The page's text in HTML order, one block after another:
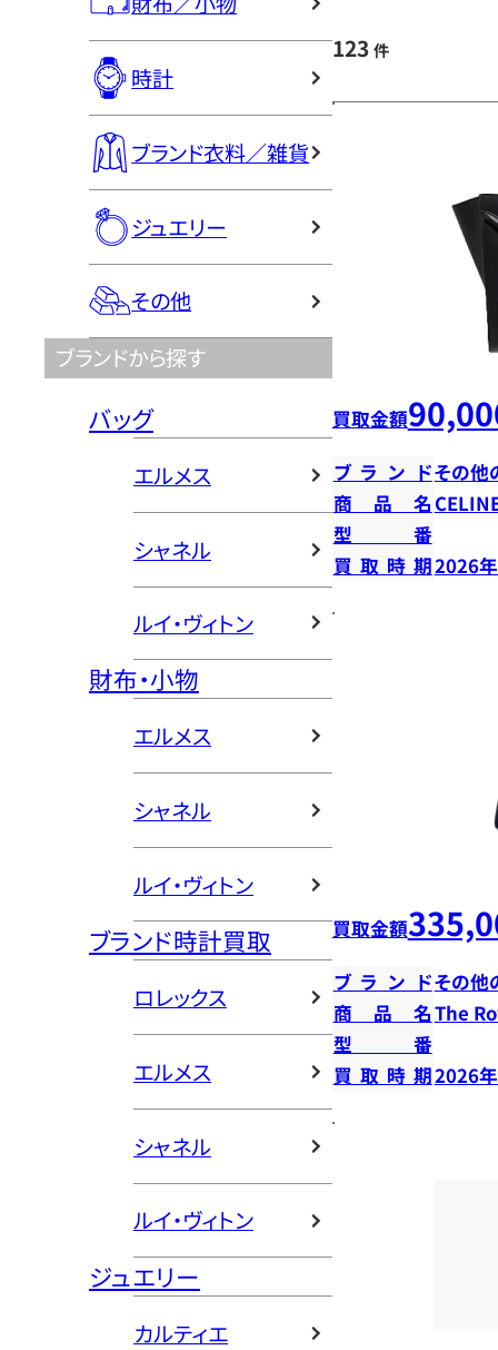
時計
ブランド衣料／雑貨
ジュエリー
その他
ブランドから探す
バッグ
エルメス
シャネル
ルイ・ヴィトン
財布・小物
エルメス
シャネル
ルイ・ヴィトン
ブランド時計買取
ロレックス
エルメス
シャネル
ルイ・ヴィトン
ジュエリー
カルティエ
123 件
買取金額
ブランドその他
商品名
型番
買取時期2026
買取金額
ブランドその他
商品名The
型番
買取時期2026